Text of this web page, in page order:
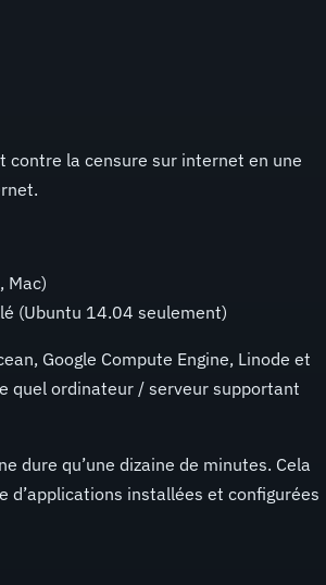
contre la censure sur internet en une
Mac)
(Ubuntu 14.04 seulement)
Google Compute Engine, Linode et
quel ordinateur / serveur supportant
dure qu’une dizaine de minutes. Cela
d’applications installées et configurées